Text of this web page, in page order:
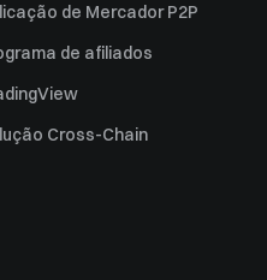
de Mercador P2P
de afiliados
Cross-Chain